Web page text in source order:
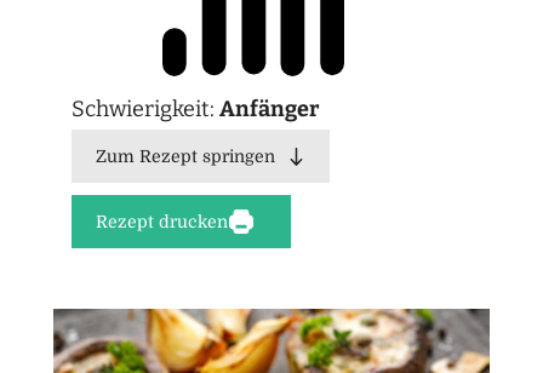
Schwierigkeit: Anfänger
Zum Rezept springen
Rezept drucken